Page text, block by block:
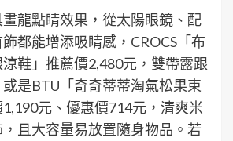
龍點睛效果，從太陽眼鏡、配
都能增添吸睛感，CROCS「布
鞋」推薦價2,480元，雙帶露跟
是BTU「奇奇蒂蒂淘氣松果束
元、優惠價714元，清爽米
且大容量易放置隨身物品。若